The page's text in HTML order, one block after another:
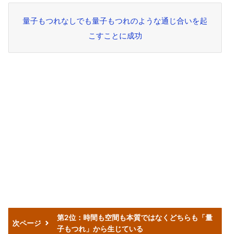
量子もつれなしでも量子もつれのような通じ合いを起
こすことに成功
次ページ
第2位：時間も空間も本質ではなくどちらも「量
子もつれ」から生じている